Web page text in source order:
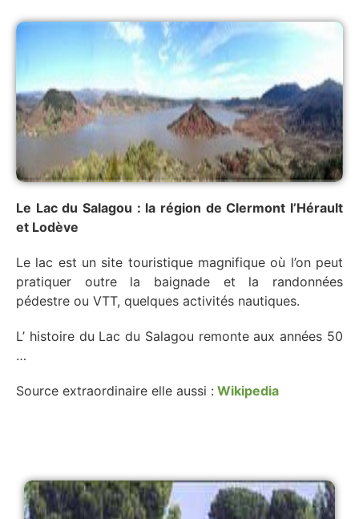
Le Lac du Salagou : la région de Clermont l’Hérault
et Lodève
Le lac est un site touristique magnifique où l’on peut
pratiquer outre la baignade et la randonnées
pédestre ou VTT, quelques activités nautiques.
L’ histoire du Lac du Salagou remonte aux années 50
…
Source extraordinaire elle aussi : Wikipedia